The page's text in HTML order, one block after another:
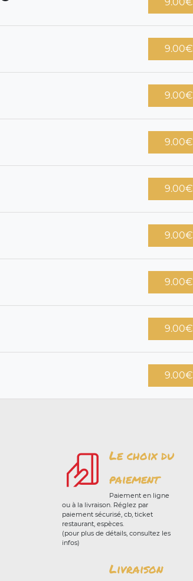
9.00€
9.00€
9.00€
9.00€
9.00€
9.00€
9.00€
9.00€
Le choix du
paiement
Paiement en ligne
ou à la livraison. Réglez par
paiement sécurisé, cb, ticket
restaurant, espèces.
(pour plus de détails, consultez les
infos)
Livraison